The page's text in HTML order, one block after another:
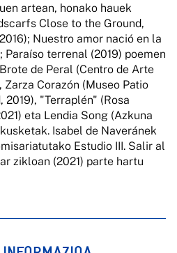
artean, honako hauek
Close to the Ground,
Nuestro amor nació en la
Paraíso terrenal (2019) poemen
de Peral (Centro de Arte
Zarza Corazón (Museo Patio
"Terraplén" (Rosa
eta Lendia Song (Azkuna
Isabel de Naveránek
Estudio III. Salir al
zikloan (2021) parte hartu